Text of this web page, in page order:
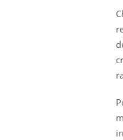
Eczéma
préparer
L'été
rythme de
soleil,